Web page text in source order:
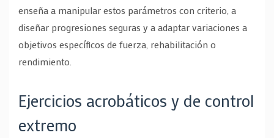
enseña a manipular estos parámetros con criterio, a
diseñar progresiones seguras y a adaptar variaciones a
objetivos específicos de fuerza, rehabilitación o
rendimiento.
Ejercicios acrobáticos y de control
extremo